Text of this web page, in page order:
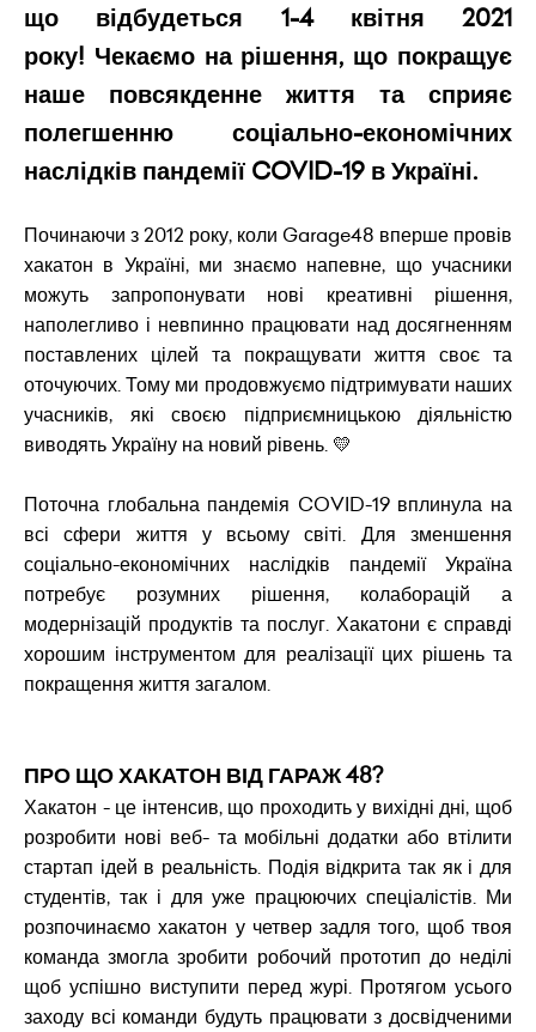
що відбудеться 1-4 квітня 2021
року! Чекаємо на рішення, що покращує
наше повсякденне життя та сприяє
полегшенню соціально-економічних
наслідків пандемії COVID-19 в Україні.
Починаючи з 2012 року, коли Garage48 вперше провів
хакатон в Україні, ми знаємо напевне, що учасники
можуть запропонувати нові креативні рішення,
наполегливо і невпинно працювати над досягненням
поставлених цілей та покращувати життя своє та
оточуючих. Тому ми продовжуємо підтримувати наших
учасників, які своєю підприємницькою діяльністю
виводять Україну на новий рівень. 💛
Поточна глобальна пандемія COVID-19 вплинула на
всі сфери життя у всьому світі. Для зменшення
соціально-економічних наслідків пандемії Україна
потребує розумних рішення, колаборацій а
модернізацій продуктів та послуг. Хакатони є справді
хорошим інструментом для реалізації цих рішень та
покращення життя загалом.
ПРО ЩО ХАКАТОН ВІД ГАРАЖ 48?
Хакатон - це інтенсив, що проходить у вихідні дні, щоб
розробити нові веб- та мобільні додатки або втілити
стартап ідей в реальність. Подія відкрита так як і для
студентів, так і для уже працюючих спеціалістів. Ми
розпочинаємо хакатон у четвер задля того, щоб твоя
команда змогла зробити робочий прототип до неділі
щоб успішно виступити перед журі. Протягом усього
заходу всі команди будуть працювати з досвідченими